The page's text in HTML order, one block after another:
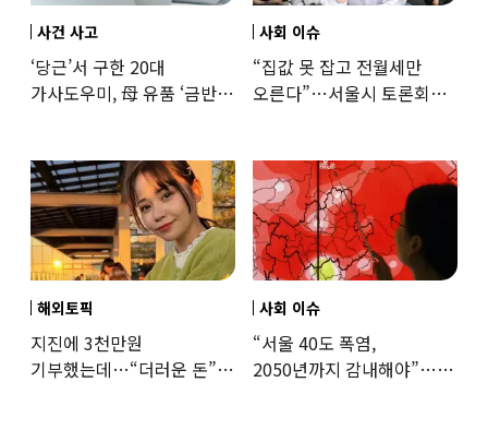
사건 사고
‘당근’서 구한 20대
가사도우미, 母 유품 ‘금반지
사회 이슈
“집값 못 잡고 전월세만
오른다”…서울시 토론회서
해외토픽
지진에 3천만원
기부했는데…“더러운 돈”
사회 이슈
“서울 40도 폭염,
2050년까지 감내해야”…